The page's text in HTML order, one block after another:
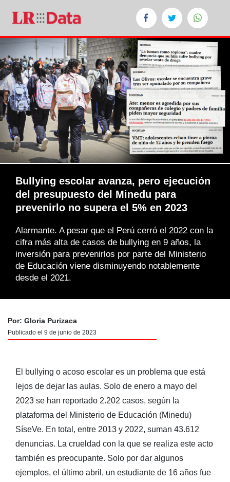
Bullying escolar avanza, pero ejecución
del presupuesto del Minedu para
prevenirlo no supera el 5% en 2023
Alarmante. A pesar que el Perú cerró el 2022 con la
cifra más alta de casos de bullying en 9 años, la
inversión para prevenirlos por parte del Ministerio
de Educación viene disminuyendo notablemente
desde el 2021.
Por: Gloria Purizaca
Publicado el 9 de junio de 2023
El bullying o acoso escolar es un problema que está
lejos de dejar las aulas. Solo de enero a mayo del
2023 se han reportado 2.202 casos, según la
plataforma del Ministerio de Educación (Minedu)
SíseVe. En total, entre 2013 y 2022, suman 43.612
denuncias. La crueldad con la que se realiza este acto
también es preocupante. Solo por dar algunos
ejemplos, el último abril, un estudiante de 16 años fue